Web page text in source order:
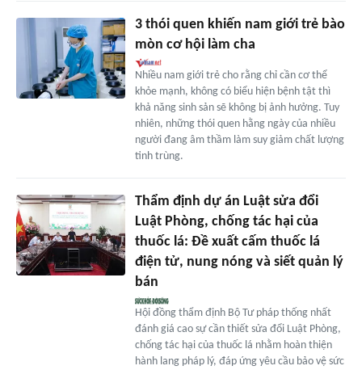
3 thói quen khiến nam giới trẻ bào
mòn cơ hội làm cha
Nhiều nam giới trẻ cho rằng chỉ cần cơ thể
khỏe mạnh, không có biểu hiện bệnh tật thì
khả năng sinh sản sẽ không bị ảnh hưởng. Tuy
nhiên, những thói quen hằng ngày của nhiều
người đang âm thầm làm suy giảm chất lượng
tinh trùng.
Thẩm định dự án Luật sửa đổi
Luật Phòng, chống tác hại của
thuốc lá: Đề xuất cấm thuốc lá
điện tử, nung nóng và siết quản lý
bán
Hội đồng thẩm định Bộ Tư pháp thống nhất
đánh giá cao sự cần thiết sửa đổi Luật Phòng,
chống tác hại của thuốc lá nhằm hoàn thiện
hành lang pháp lý, đáp ứng yêu cầu bảo vệ sức